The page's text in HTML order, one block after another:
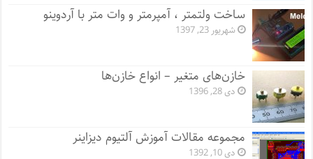
ساخت ولتمتر ، آمپرمتر و وات متر با آردوینو
شهریور 23, 1397
خازن‌های متغیر – انواع خازن‌ها
دی 28, 1396
مجموعه مقالات آموزش آلتیوم دیزاینر
دی 10, 1392